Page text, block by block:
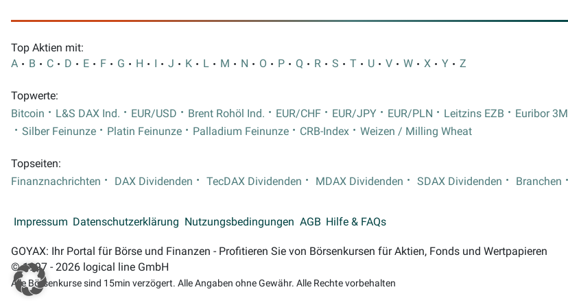
Top Aktien mit:
A
B C D E F G H I J K L M N O P Q R S T U V W X Y Z
Topwerte:
Bitcoin
L&S DAX Ind. EUR/USD Brent Rohöl Ind. EUR/CHF EUR/JPY EUR/PLN Leitzins EZB Euribor 3M
Silber Feinunze
Platin Feinunze Palladium Feinunze CRB-Index Weizen / Milling Wheat
Topseiten:
Finanznachrichten
DAX Dividenden TecDAX Dividenden MDAX Dividenden SDAX Dividenden Branchen
Impressum Datenschutzerklärung Nutzungsbedingungen AGB Hilfe & FAQs
GOYAX: Ihr Portal für Börse und Finanzen - Profitieren Sie von Börsenkursen für Aktien, Fonds und Wertpapieren
© 1997 - 2026 logical line GmbH
Alle Börsenkurse sind 15min verzögert. Alle Angaben ohne Gewähr. Alle Rechte vorbehalten